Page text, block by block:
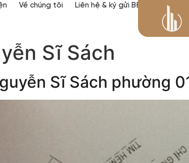
Về chúng tôi Liên hệ & ký gửi BĐS
Sĩ Sách
Sĩ Sách phường